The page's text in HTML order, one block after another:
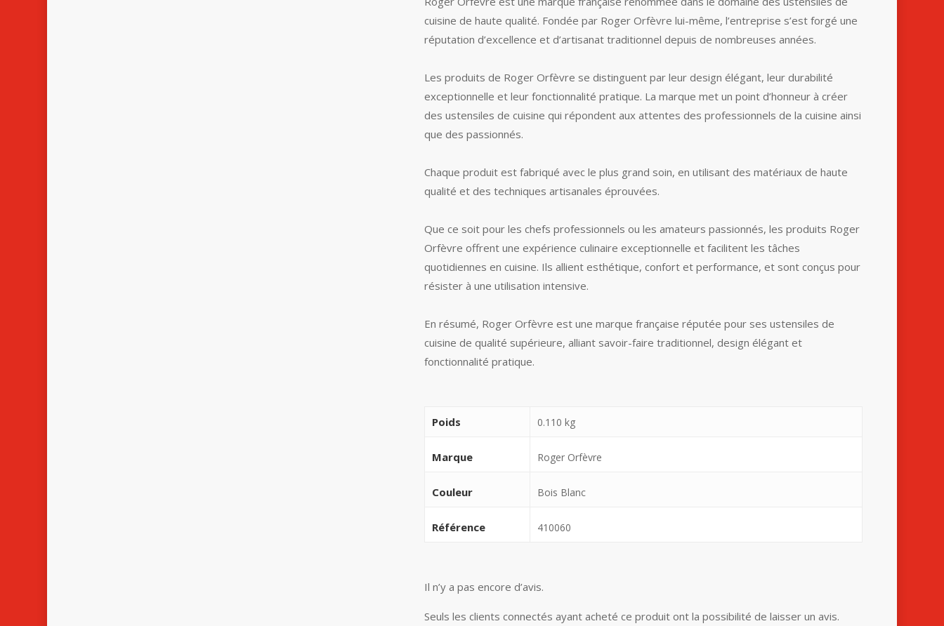
cuisine de haute qualité. Fondée par Roger Orfèvre lui-même, l’entreprise s’est forgé une
réputation d’excellence et d’artisanat traditionnel depuis de nombreuses années.
Les produits de Roger Orfèvre se distinguent par leur design élégant, leur durabilité
exceptionnelle et leur fonctionnalité pratique. La marque met un point d’honneur à créer
des ustensiles de cuisine qui répondent aux attentes des professionnels de la cuisine ainsi
que des passionnés.
Chaque produit est fabriqué avec le plus grand soin, en utilisant des matériaux de haute
qualité et des techniques artisanales éprouvées.
Que ce soit pour les chefs professionnels ou les amateurs passionnés, les produits Roger
Orfèvre offrent une expérience culinaire exceptionnelle et facilitent les tâches
quotidiennes en cuisine. Ils allient esthétique, confort et performance, et sont conçus pour
résister à une utilisation intensive.
En résumé, Roger Orfèvre est une marque française réputée pour ses ustensiles de
cuisine de qualité supérieure, alliant savoir-faire traditionnel, design élégant et
fonctionnalité pratique.
Poids 0.110 kg
Marque Roger Orfèvre
Couleur Bois Blanc
Référence 410060
Il n’y a pas encore d’avis.
Seuls les clients connectés ayant acheté ce produit ont la possibilité de laisser un avis.